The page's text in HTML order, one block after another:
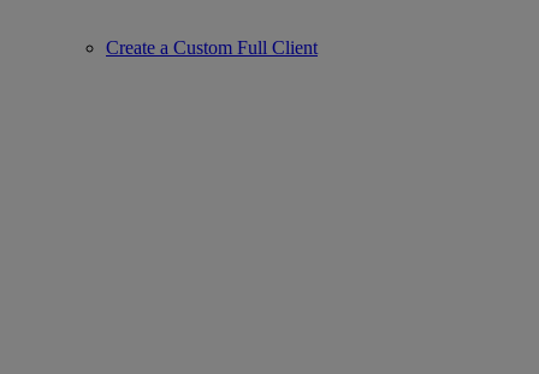
Create a Custom Full Client